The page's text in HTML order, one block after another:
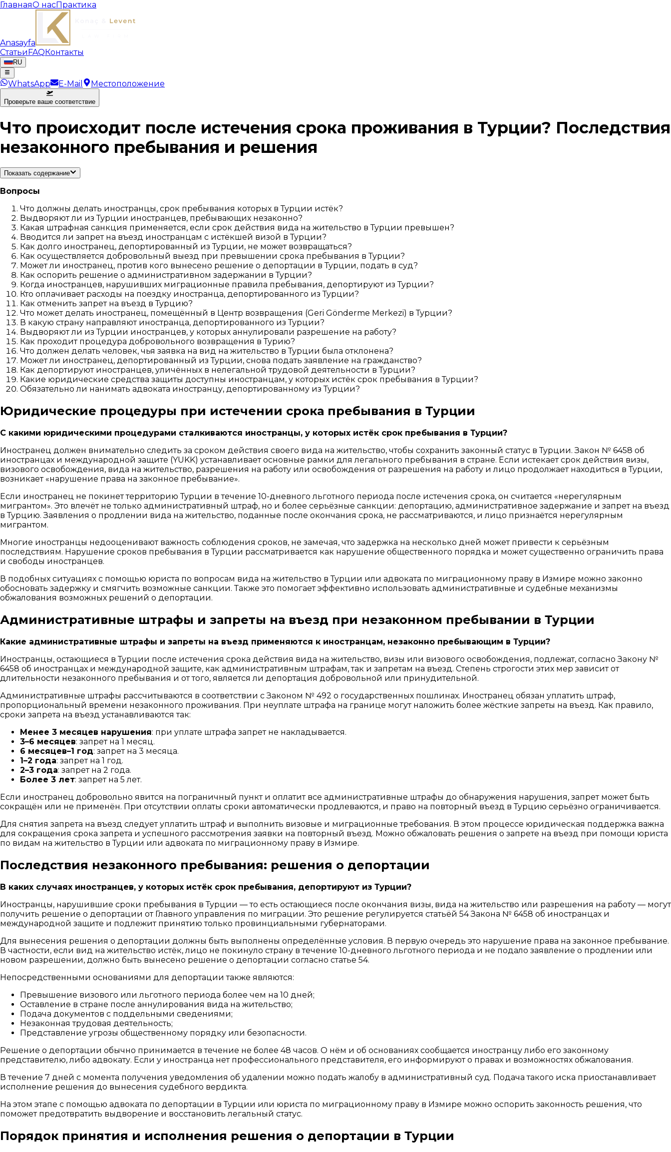
ГлавнаяО насПрактика
Anasayfa
СтатьиFAQКонтакты
RU
WhatsApp E-Mail Местоположение
Проверьте ваше соответствие
Что происходит после истечения срока проживания в Турции? Последствия
незаконного пребывания и решения
Показать содержание
Вопросы
Что должны делать иностранцы, срок пребывания которых в Турции истёк?
Выдворяют ли из Турции иностранцев, пребывающих незаконно?
Какая штрафная санкция применяется, если срок действия вида на жительство в Турции превышен?
Вводится ли запрет на въезд иностранцам с истёкшей визой в Турции?
Как долго иностранец, депортированный из Турции, не может возвращаться?
Как осуществляется добровольный выезд при превышении срока пребывания в Турции?
Может ли иностранец, против кого вынесено решение о депортации в Турции, подать в суд?
Как оспорить решение о административном задержании в Турции?
Когда иностранцев, нарушивших миграционные правила пребывания, депортируют из Турции?
Кто оплачивает расходы на поездку иностранца, депортированного из Турции?
Как отменить запрет на въезд в Турцию?
Что может делать иностранец, помещённый в Центр возвращения (Geri Gönderme Merkezi) в Турции?
В какую страну направляют иностранца, депортированного из Турции?
Выдворяют ли из Турции иностранцев, у которых аннулировали разрешение на работу?
Как проходит процедура добровольного возвращения в Турию?
Что должен делать человек, чья заявка на вид на жительство в Турции была отклонена?
Может ли иностранец, депортированный из Турции, снова подать заявление на гражданство?
Как депортируют иностранцев, уличённых в нелегальной трудовой деятельности в Турции?
Какие юридические средства защиты доступны иностранцам, у которых истёк срок пребывания в Турции?
Обязательно ли нанимать адвоката иностранцу, депортированному из Турции?
Юридические процедуры при истечении срока пребывания в Турции
С какими юридическими процедурами сталкиваются иностранцы, у которых истёк срок пребывания в Турции?
Иностранец должен внимательно следить за сроком действия своего вида на жительство, чтобы сохранить законный статус в Турции. Закон № 6458 об
иностранцах и международной защите (YUKK) устанавливает основные рамки для легального пребывания в стране. Если истекает срок действия визы,
визового освобождения, вида на жительство, разрешения на работу или освобождения от разрешения на работу и лицо продолжает находиться в Турции,
возникает «нарушение права на законное пребывание».
Если иностранец не покинет территорию Турции в течение 10-дневного льготного периода после истечения срока, он считается «нерегулярным
мигрантом». Это влечёт не только административный штраф, но и более серьёзные санкции: депортацию, административное задержание и запрет на въезд
в Турцию. Заявления о продлении вида на жительство, поданные после окончания срока, не рассматриваются, и лицо признаётся нерегулярным
мигрантом.
Многие иностранцы недооценивают важность соблюдения сроков, не замечая, что задержка на несколько дней может привести к серьёзным
последствиям. Нарушение сроков пребывания в Турции рассматривается как нарушение общественного порядка и может существенно ограничить права
и свободы иностранцев.
В подобных ситуациях с помощью юриста по вопросам вида на жительство в Турции или адвоката по миграционному праву в Измире можно законно
обосновать задержку и смягчить возможные санкции. Также это помогает эффективно использовать административные и судебные механизмы
обжалования возможных решений о депортации.
Административные штрафы и запреты на въезд при незаконном пребывании в Турции
Какие административные штрафы и запреты на въезд применяются к иностранцам, незаконно пребывающим в Турции?
Иностранцы, остающиеся в Турции после истечения срока действия вида на жительство, визы или визового освобождения, подлежат, согласно Закону №
6458 об иностранцах и международной защите, как административным штрафам, так и запретам на въезд. Степень строгости этих мер зависит от
длительности незаконного пребывания и от того, является ли депортация добровольной или принудительной.
Административные штрафы рассчитываются в соответствии с Законом № 492 о государственных пошлинах. Иностранец обязан уплатить штраф,
пропорциональный времени незаконного проживания. При неуплате штрафа на границе могут наложить более жёсткие запреты на въезд. Как правило,
сроки запрета на въезд устанавливаются так:
Менее 3 месяцев нарушения: при уплате штрафа запрет не накладывается.
3–6 месяцев: запрет на 1 месяц.
6 месяцев–1 год: запрет на 3 месяца.
1–2 года: запрет на 1 год.
2–3 года: запрет на 2 года.
Более 3 лет: запрет на 5 лет.
Если иностранец добровольно явится на пограничный пункт и оплатит все административные штрафы до обнаружения нарушения, запрет может быть
сокращён или не применён. При отсутствии оплаты сроки автоматически продлеваются, и право на повторный въезд в Турцию серьёзно ограничивается.
Для снятия запрета на въезд следует уплатить штраф и выполнить визовые и миграционные требования. В этом процессе юридическая поддержка важна
для сокращения срока запрета и успешного рассмотрения заявки на повторный въезд. Можно обжаловать решения о запрете на въезд при помощи юриста
по видам на жительство в Турции или адвоката по миграционному праву в Измире.
Последствия незаконного пребывания: решения о депортации
В каких случаях иностранцев, у которых истёк срок пребывания, депортируют из Турции?
Иностранцы, нарушившие сроки пребывания в Турции — то есть остающиеся после окончания визы, вида на жительство или разрешения на работу — могут
получить решение о депортации от Главного управления по миграции. Это решение регулируется статьёй 54 Закона № 6458 об иностранцах и
международной защите и подлежит принятию только провинциальными губернаторами.
Для вынесения решения о депортации должны быть выполнены определённые условия. В первую очередь это нарушение права на законное пребывание.
В частности, если вид на жительство истёк, лицо не покинуло страну в течение 10-дневного льготного периода и не подало заявление о продлении или
новом разрешении, должно быть вынесено решение о депортации согласно статье 54.
Непосредственными основаниями для депортации также являются:
Превышение визового или льготного периода более чем на 10 дней;
Оставление в стране после аннулирования вида на жительство;
Подача документов с поддельными сведениями;
Незаконная трудовая деятельность;
Представление угрозы общественному порядку или безопасности.
Решение о депортации обычно принимается в течение не более 48 часов. О нём и об основаниях сообщается иностранцу либо его законному
представителю, либо адвокату. Если у иностранца нет профессионального представителя, его информируют о правах и возможностях обжалования.
В течение 7 дней с момента получения уведомления об удалении можно подать жалобу в административный суд. Подача такого иска приостанавливает
исполнение решения до вынесения судебного вердикта.
На этом этапе с помощью адвоката по депортации в Турции или юриста по миграционному праву в Измире можно оспорить законность решения, что
поможет предотвратить выдворение и восстановить легальный статус.
Порядок принятия и исполнения решения о депортации в Турции